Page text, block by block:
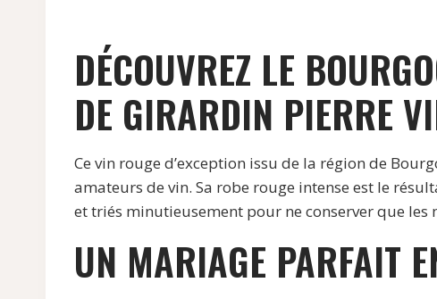
DÉCOUVREZ LE
DE GIRARDIN PIERRE
Ce vin rouge d’exception issu de la région de
amateurs de vin. Sa robe rouge intense est le
et triés minutieusement pour ne conserver que les
UN MARIAGE PARFAIT